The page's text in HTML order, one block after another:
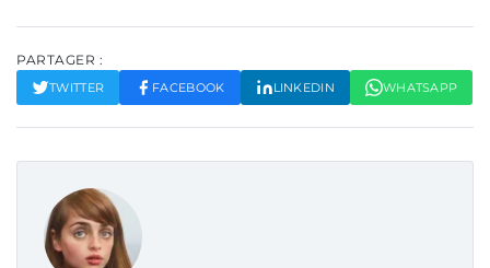
PARTAGER :
TWITTER FACEBOOK LINKEDIN WHATSAPP